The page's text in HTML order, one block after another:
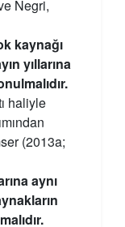
Negri,
kaynağı
yıllarına
haliyle
(2013a;
aynı